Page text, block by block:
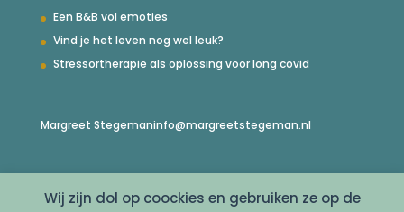
Wij zijn dol op coockies en gebruiken ze op de
Een B&B vol emoties
Vind je het leven nog wel leuk?
Stressortherapie als oplossing voor long covid
Margreet Stegemaninfo@margreetstegeman.nl